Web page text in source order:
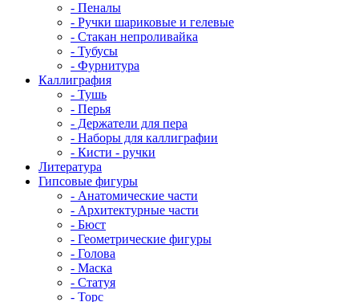
- Пеналы
- Ручки шариковые и гелевые
- Стакан непроливайка
- Тубусы
- Фурнитура
Каллиграфия
- Тушь
- Перья
- Держатели для пера
- Наборы для каллиграфии
- Кисти - ручки
Литература
Гипсовые фигуры
- Анатомические части
- Архитектурные части
- Бюст
- Геометрические фигуры
- Голова
- Маска
- Статуя
- Торс